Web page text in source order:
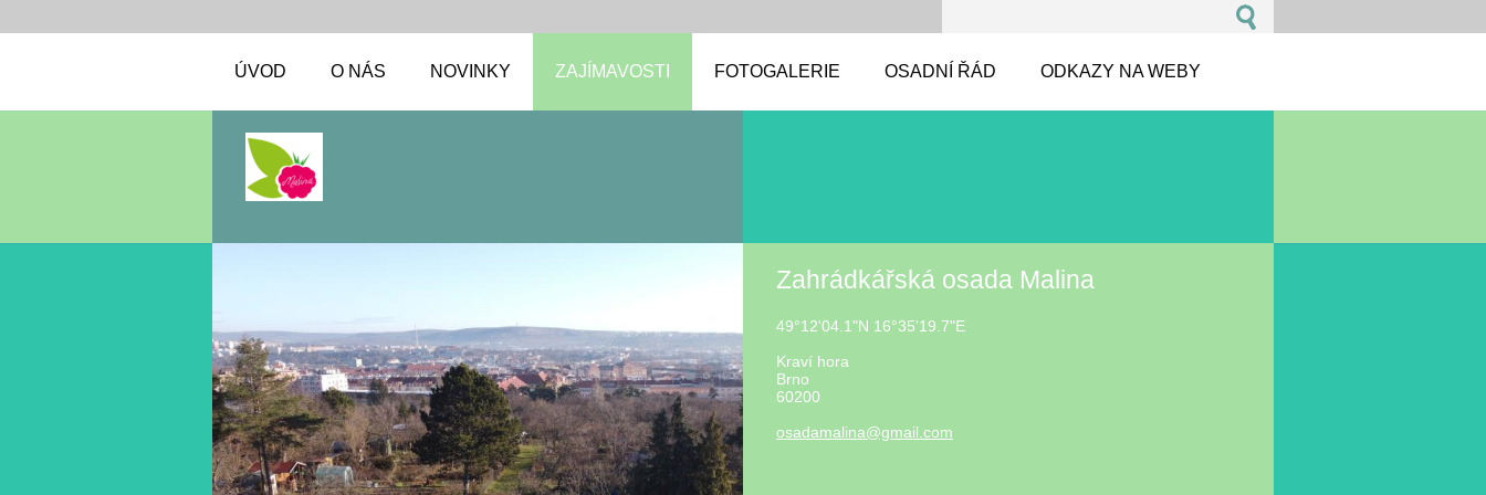
ÚVOD O NÁS NOVINKY ZAJÍMAVOSTI FOTOGALERIE OSADNÍ ŘÁD ODKAZY NA WEBY
Zahrádkářská osada Malina
49°12'04.1"N 16°35'19.7"E
Kraví hora
Brno
60200
osadamalina@gmail.com